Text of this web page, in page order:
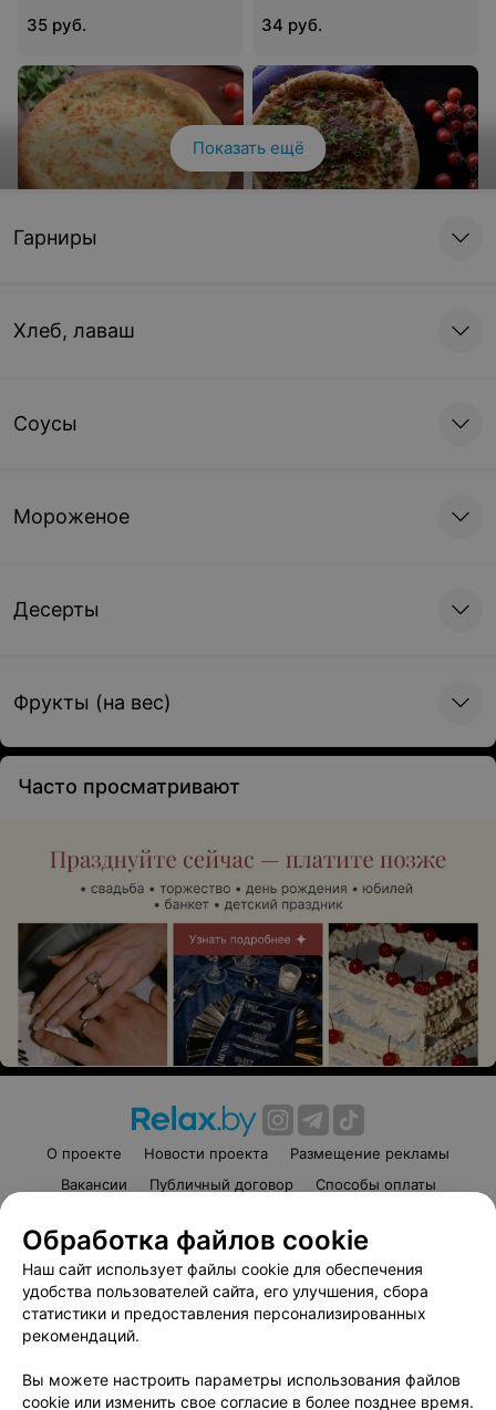
35 руб. 34 руб.
Показать ещё
Гарниры
Хлеб, лаваш
Соусы
Мороженое
Десерты
Фрукты (на вес)
Часто просматривают
О проекте Новости проекта
Размещение рекламы
Вакансии
Публичный договор
Способы оплаты
«Афиша»
Пользовательское соглашение
Написать в поддержку
Связаться по вопросам сотрудничества
Персональные настройки cookie
Обработка файлов cookie
Наш сайт использует файлы cookie для обеспечения
удобства пользователей сайта, его улучшения, сбора
статистики и предоставления персонализированных
рекомендаций.
Вы можете настроить параметры использования файлов
cookie или изменить свое согласие в более позднее время.